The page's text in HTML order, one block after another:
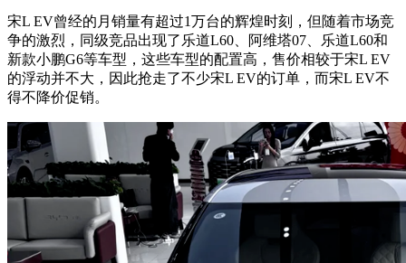
宋L EV曾经的月销量有超过1万台的辉煌时刻，但随着市场竞
争的激烈，同级竞品出现了乐道L60、阿维塔07、乐道L60和
新款小鹏G6等车型，这些车型的配置高，售价相较于宋L EV
的浮动并不大，因此抢走了不少宋L EV的订单，而宋L EV不
得不降价促销。